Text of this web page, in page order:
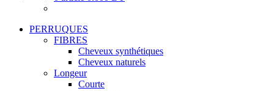
PERRUQUES
FIBRES
Cheveux synthétiques
Cheveux naturels
Longeur
Courte